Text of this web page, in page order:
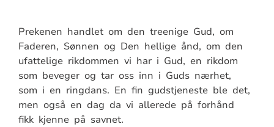
Prekenen handlet om den treenige Gud, om
Faderen, Sønnen og Den hellige ånd, om den
ufattelige rikdommen vi har i Gud, en rikdom
som beveger og tar oss inn i Guds nærhet,
som i en ringdans. En fin gudstjeneste ble det,
men også en dag da vi allerede på forhånd
fikk kjenne på savnet.